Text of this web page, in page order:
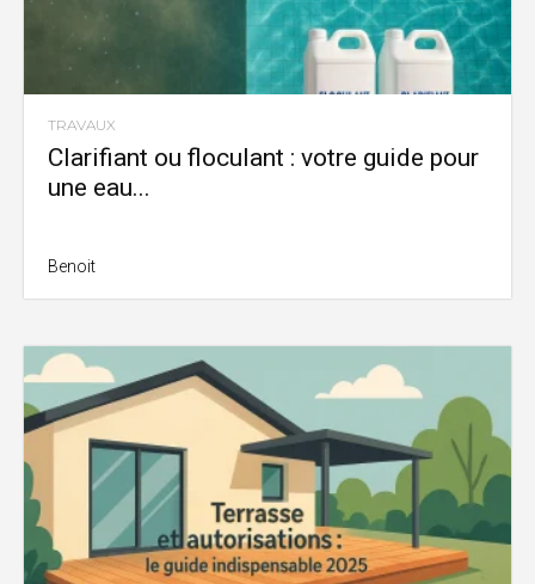
TRAVAUX
Clarifiant ou floculant : votre guide pour
une eau...
Benoit